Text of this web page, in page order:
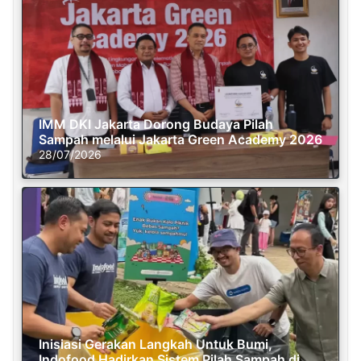
IMM DKI Jakarta Dorong Budaya Pilah
Sampah melalui Jakarta Green Academy 2026
28/07/2026
Inisiasi Gerakan Langkah Untuk Bumi,